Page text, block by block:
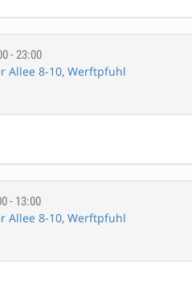
- 23:00
Allee 8-10, Werftpfuhl
- 13:00
Allee 8-10, Werftpfuhl